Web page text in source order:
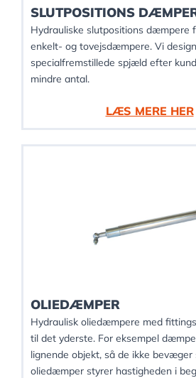
SLUTPOSITIONS
Hydrauliske slutpositions dæmpere
enkelt- og tovejsdæmpere. Vi
specialfremstillede spjæld efter
mindre antal.
LÆS MERE HER
OLIEDÆMPER
Hydraulisk oliedæmpere med
til det yderste. For eksempel
lignende objekt, så de ikke
oliedæmper styrer hastigheden i